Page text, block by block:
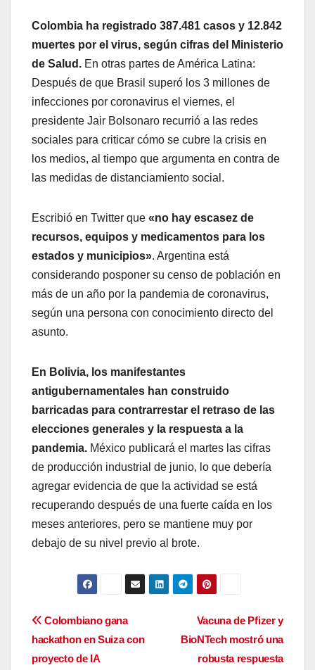
Colombia ha registrado 387.481 casos y 12.842
muertes por el virus, según cifras del Ministerio
de Salud. En otras partes de América Latina:
Después de que Brasil superó los 3 millones de
infecciones por coronavirus el viernes, el
presidente Jair Bolsonaro recurrió a las redes
sociales para criticar cómo se cubre la crisis en
los medios, al tiempo que argumenta en contra de
las medidas de distanciamiento social.
Escribió en Twitter que «no hay escasez de
recursos, equipos y medicamentos para los
estados y municipios». Argentina está
considerando posponer su censo de población en
más de un año por la pandemia de coronavirus,
según una persona con conocimiento directo del
asunto.
En Bolivia, los manifestantes
antigubernamentales han construido
barricadas para contrarrestar el retraso de las
elecciones generales y la respuesta a la
pandemia. México publicará el martes las cifras
de producción industrial de junio, lo que debería
agregar evidencia de que la actividad se está
recuperando después de una fuerte caída en los
meses anteriores, pero se mantiene muy por
debajo de su nivel previo al brote.
Navegación
de
Vacuna de Pfizer y
BioNTech mostró una
robusta respuesta
Colombiano gana
hackathon en Suiza con
proyecto de IA